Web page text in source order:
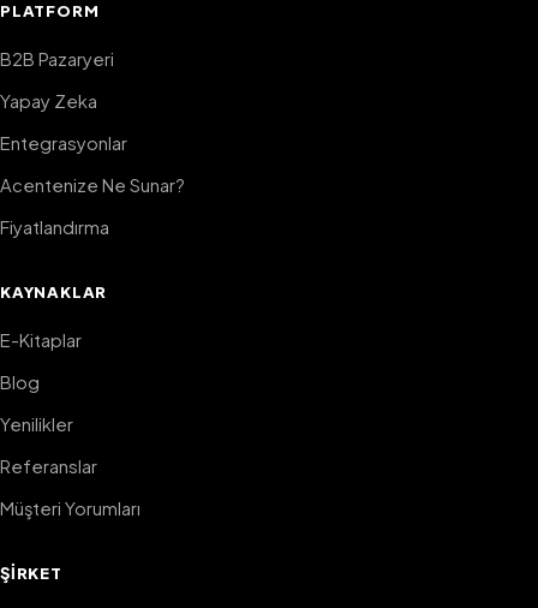
PLATFORM
B2B Pazaryeri
Yapay Zeka
Entegrasyonlar
Acentenize Ne Sunar?
Fiyatlandırma
KAYNAKLAR
E-Kitaplar
Blog
Yenilikler
Referanslar
Müşteri Yorumları
ŞIRKET